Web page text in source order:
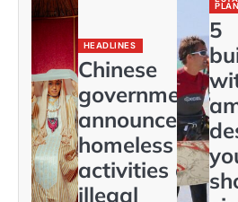
HEADLINES
Chinese
governments
announces:
homeless
activities are
illegal
5